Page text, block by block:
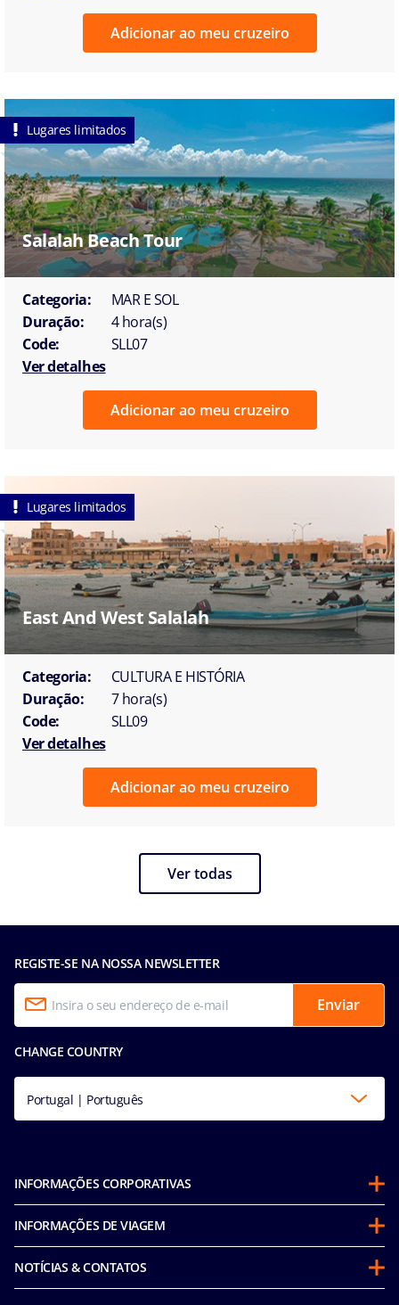
Adicionar ao meu cruzeiro
Lugares limitados
Salalah Beach Tour
Categoria:
MAR E SOL
Duração:
4 hora(s)
Code:
SLL07
Ver detalhes
Adicionar ao meu cruzeiro
Lugares limitados
East And West Salalah
Categoria:
CULTURA E HISTÓRIA
Duração:
7 hora(s)
Code:
SLL09
Ver detalhes
Adicionar ao meu cruzeiro
Ver todas
REGISTE-SE NA NOSSA NEWSLETTER
Enviar
CHANGE COUNTRY
Portugal | Português
INFORMAÇÕES CORPORATIVAS
Sobre a MSC
Sustentabilidade
Em Conformidade com a Integridade
INFORMAÇÕES DE VIAGEM
Programa Cruzeiro Futuro
NOTÍCIAS & CONTATOS